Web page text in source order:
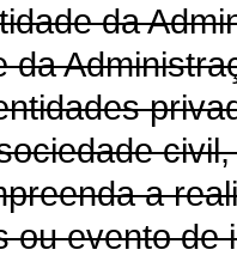
da
da
a
ou evento